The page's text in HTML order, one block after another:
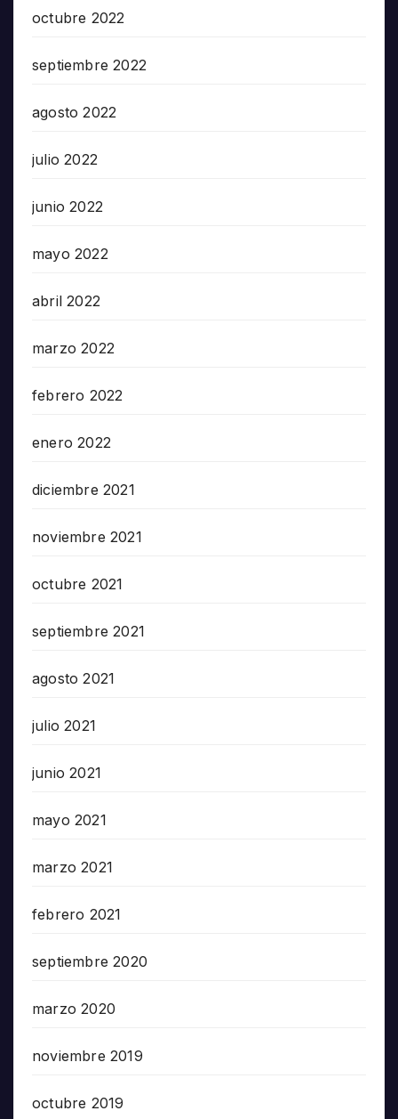
octubre 2022
septiembre 2022
agosto 2022
julio 2022
junio 2022
mayo 2022
abril 2022
marzo 2022
febrero 2022
enero 2022
diciembre 2021
noviembre 2021
octubre 2021
septiembre 2021
agosto 2021
julio 2021
junio 2021
mayo 2021
marzo 2021
febrero 2021
septiembre 2020
marzo 2020
noviembre 2019
octubre 2019